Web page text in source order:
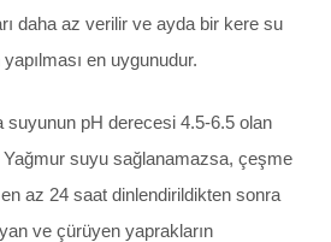
daha az verilir ve ayda bir kere su
en uygunudur.
suyunun pH derecesi 4.5-6.5 olan
suyu sağlanamazsa, çeşme
az 24 saat dinlendirildikten sonra
ve çürüyen yaprakların